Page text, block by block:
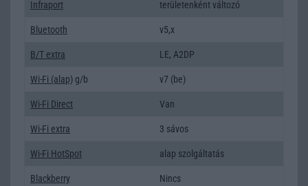
Infraport területenként változó
Bluetooth v5,x
B/T extra LE, A2DP
Wi-Fi (alap) g/b v7 (be)
Wi-Fi Direct Van
Wi-Fi extra 3 sávos
Wi-Fi HotSpot alap szolgáltatás
Blackberry Nincs